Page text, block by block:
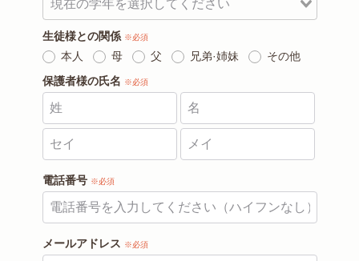
生徒様との関係 ※必須
本人 母 父 兄弟·姉妹
その他
保護者様の氏名 ※必須
電話番号 ※必須
メールアドレス ※必須